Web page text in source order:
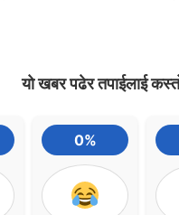
यो खबर पढेर तपाईलाई
0%